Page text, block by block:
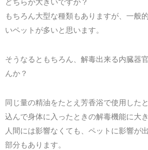
どちらが大きいですか？
もちろん大型な種類もありますが、一般
いペットが多いと思います。
そうなるともちろん、解毒出来る内臓器
んか？
同じ量の精油をたとえ芳香浴で使用した
込んで身体に入ったときの解毒機能に大
人間には影響なくても、ペットに影響が
部分もあります。